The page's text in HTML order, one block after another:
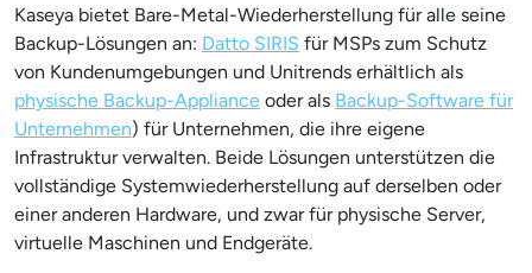
Kaseya bietet Bare-Metal-Wiederherstellung für alle seine
Backup-Lösungen an: Datto SIRIS für MSPs zum Schutz
von Kundenumgebungen und Unitrends erhältlich als
physische Backup-Appliance oder als Backup-Software für
Unternehmen) für Unternehmen, die ihre eigene
Infrastruktur verwalten. Beide Lösungen unterstützen die
vollständige Systemwiederherstellung auf derselben oder
einer anderen Hardware, und zwar für physische Server,
virtuelle Maschinen und Endgeräte.